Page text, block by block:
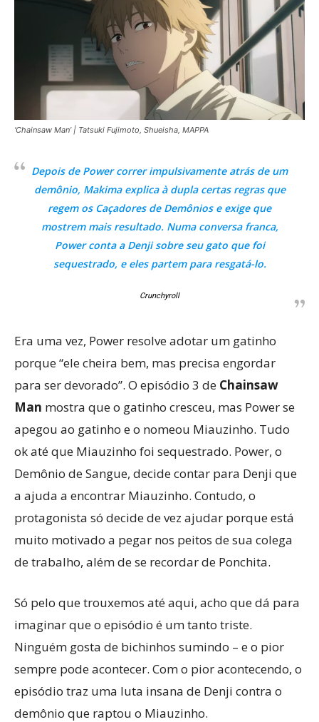
‘Chainsaw Man’ | Tatsuki Fujimoto, Shueisha, MAPPA
Depois de Power correr impulsivamente atrás de um
demônio, Makima explica à dupla certas regras que
regem os Caçadores de Demônios e exige que
mostrem mais resultado. Numa conversa franca,
Power conta a Denji sobre seu gato que foi
sequestrado, e eles partem para resgatá-lo.
Crunchyroll
Era uma vez, Power resolve adotar um gatinho
porque “ele cheira bem, mas precisa engordar
para ser devorado”. O episódio 3 de Chainsaw
Man mostra que o gatinho cresceu, mas Power se
apegou ao gatinho e o nomeou Miauzinho. Tudo
ok até que Miauzinho foi sequestrado. Power, o
Demônio de Sangue, decide contar para Denji que
a ajuda a encontrar Miauzinho. Contudo, o
protagonista só decide de vez ajudar porque está
muito motivado a pegar nos peitos de sua colega
de trabalho, além de se recordar de Ponchita.
Só pelo que trouxemos até aqui, acho que dá para
imaginar que o episódio é um tanto triste.
Ninguém gosta de bichinhos sumindo – e o pior
sempre pode acontecer. Com o pior acontecendo, o
episódio traz uma luta insana de Denji contra o
demônio que raptou o Miauzinho.